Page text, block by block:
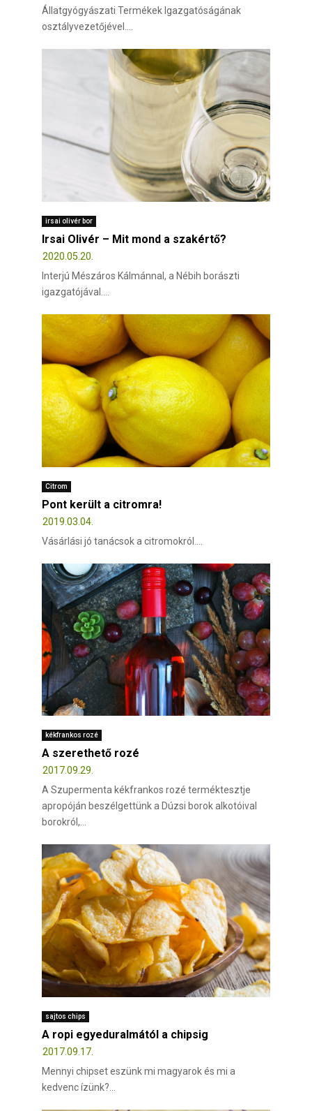
Állatgyógyászati Termékek Igazgatóságának
osztályvezetőjével....
irsai olivér bor
Irsai Olivér – Mit mond a szakértő?
2020.05.20.
Interjú Mészáros Kálmánnal, a Nébih borászti
igazgatójával....
Citrom
Pont került a citromra!
2019.03.04.
Vásárlási jó tanácsok a citromokról....
kékfrankos rozé
A szerethető rozé
2017.09.29.
A Szupermenta kékfrankos rozé terméktesztje
apropóján beszélgettünk a Dúzsi borok alkotóival
borokról,...
sajtos chips
A ropi egyeduralmától a chipsig
2017.09.17.
Mennyi chipset eszünk mi magyarok és mi a
kedvenc ízünk?...